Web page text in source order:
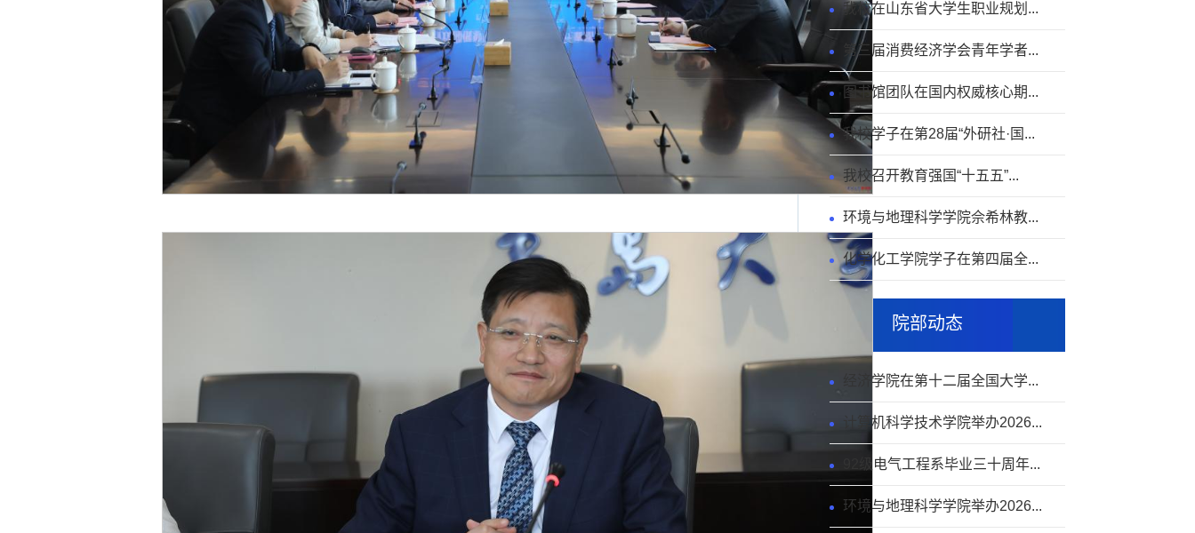
我校在山东省大学生职业规划...
第三届消费经济学会青年学者...
图书馆团队在国内权威核心期...
我校学子在第28届“外研社·国...
我校召开教育强国“十五五”...
环境与地理科学学院佘希林教...
化学化工学院学子在第四届全...
院部动态
经济学院在第十二届全国大学...
计算机科学技术学院举办2026...
92级电气工程系毕业三十周年...
环境与地理科学学院举办2026...